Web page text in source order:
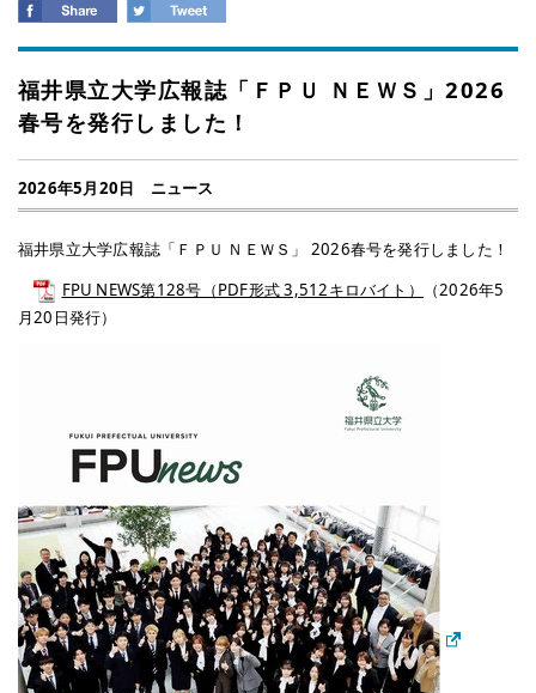
福井県立大学広報誌「ＦＰＵ ＮＥＷＳ」2026
春号を発行しました！
2026年5月20日 ニュース
福井県立大学広報誌「ＦＰＵ ＮＥＷＳ」 2026春号を発行しました！
FPU NEWS第128号（PDF形式 3,512キロバイト）
（2026年5
月20日発行）